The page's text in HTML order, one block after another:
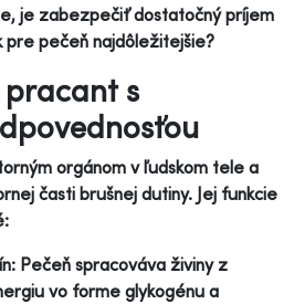
je zabezpečiť dostatočný príjem
pre pečeň najdôležitejšie?
s
orgánom v ľudskom tele a
časti brušnej dutiny. Jej funkcie
Pečeň spracováva živiny z
vo forme glykogénu a